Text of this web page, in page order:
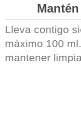
Lleva contigo
máximo 100
mantener